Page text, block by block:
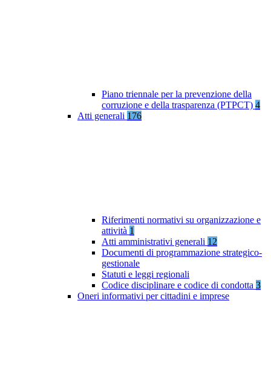
Piano triennale per la prevenzione della
corruzione e della trasparenza (PTPCT) 4
Atti generali 176
Riferimenti normativi su organizzazione e
attività 1
Atti amministrativi generali 12
Documenti di programmazione strategico-
gestionale
Statuti e leggi regionali
Codice disciplinare e codice di condotta 3
Oneri informativi per cittadini e imprese